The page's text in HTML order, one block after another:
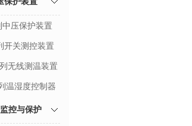
中压保护装置
开关测控装置
无线测温装置
温湿度控制器
控与保护